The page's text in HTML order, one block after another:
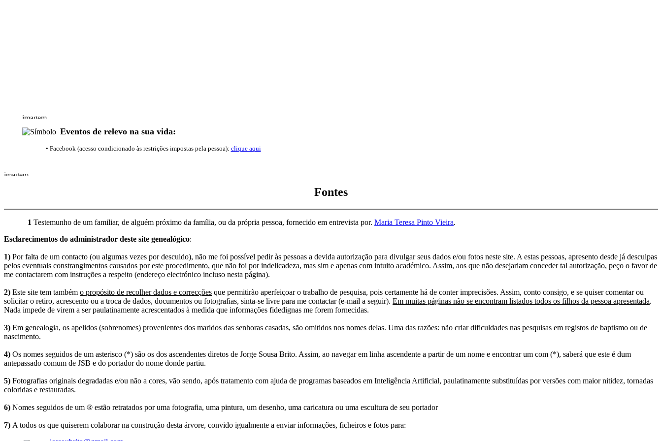
Eventos de relevo na sua vida:
• Facebook (acesso condicionado às restrições impostas pela pessoa): clique aqui
Fontes
1 Testemunho de um familiar, de alguém próximo da família, ou da própria pessoa, fornecido em entrevista por. Maria Teresa Pinto Vieira.
Esclarecimentos do administrador deste site genealógico:
1) Por falta de um contacto (ou algumas vezes por descuido), não me foi possível pedir às pessoas a devida autorização para divulgar seus dados e/ou fotos neste site. A estas pessoas, apresento desde já desculpas
pelos eventuais constrangimentos causados por este procedimento, que não foi por indelicadeza, mas sim e apenas com intuito académico. Assim, aos que não desejariam conceder tal autorização, peço o favor de
me contactarem com instruções a respeito (endereço electrónico incluso nesta página).
2) Este site tem também o propósito de recolher dados e correcções que permitirão aperfeiçoar o trabalho de pesquisa, pois certamente há de conter imprecisões. Assim, conto consigo, e se quiser comentar ou
solicitar o retiro, acrescento ou a troca de dados, documentos ou fotografias, sinta-se livre para me contactar (e-mail a seguir). Em muitas páginas não se encontram listados todos os filhos da pessoa apresentada.
Nada impede de virem a ser paulatinamente acrescentados à medida que informações fidedignas me forem fornecidas.
3) Em genealogia, os apelidos (sobrenomes) provenientes dos maridos das senhoras casadas, são omitidos nos nomes delas. Uma das razões: não criar dificuldades nas pesquisas em registos de baptismo ou de
nascimento.
4) Os nomes seguidos de um asterisco (*) são os dos ascendentes diretos de Jorge Sousa Brito. Assim, ao navegar em linha ascendente a partir de um nome e encontrar um com (*), saberá que este é dum
antepassado comum de JSB e do portador do nome donde partiu.
5) Fotografias originais degradadas e/ou não a cores, vão sendo, após tratamento com ajuda de programas baseados em Inteligência Artificial, paulatinamente substituídas por versões com maior nitidez, tornadas
coloridas e restauradas.
6) Nomes seguidos de um ® estão retratados por uma fotografia, uma pintura, um desenho, uma caricatura ou uma escultura de seu portador
7) A todos os que quiserem colaborar na construção desta árvore, convido igualmente a enviar informações, ficheiros e fotos para: